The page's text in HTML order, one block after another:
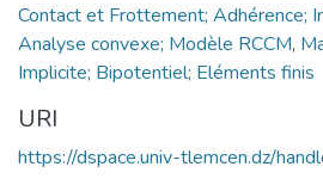
Contact et Frottement; Adhérence;
Analyse convexe; Modèle RCCM,
Implicite; Bipotentiel; Eléments finis
URI
https://dspace.univ-tlemcen.dz/